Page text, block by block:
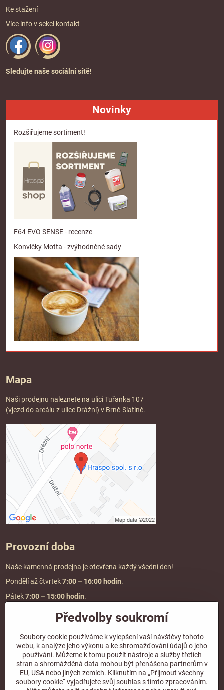
Ke stažení
Více info v sekci kontakt
Sledujte naše sociální sítě!
Novinky
Rozšiřujeme sortiment!
F64 EVO SENSE - recenze
Konvičky Motta - zvýhodněné sady
Mapa
Naši prodejnu naleznete na ulici Tuřanka 107
(vjezd do areálu z ulice Drážní) v Brně-Slatině.
Provozní doba
Naše kamenná prodejna je otevřena každý všední den!
Pondělí až čtvrtek7:00 – 16:00 hodin.
Pátek7:00 – 15:00 hodin.
Doprava a platba
DOPRAVA ZDARMA
při objednávce nad2000 Kč vč. DPH.
*Nevztahuje se na paletovou přepravu.
Předvolby soukromí
Soubory cookie používáme k vylepšení vaší návštěvy tohoto
webu, k analýze jeho výkonu a ke shromažďování údajů o jeho
používání. Můžeme k tomu použít nástroje a služby třetích
stran a shromážděná data mohou být přenášena partnerům v
EU, USA nebo jiných zemích. Kliknutím na „Přijmout všechny
soubory cookie“ vyjadřujete svůj souhlas s tímto zpracováním.